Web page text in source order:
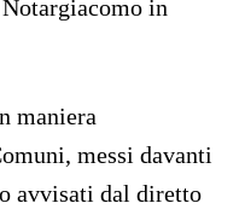
in
maniera
messi davanti
avvisati dal diretto